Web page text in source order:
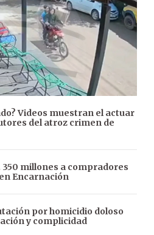
Videos muestran el actuar
del atroz crimen de
350 millones a compradores
Encarnación
por homicidio doloso
y complicidad